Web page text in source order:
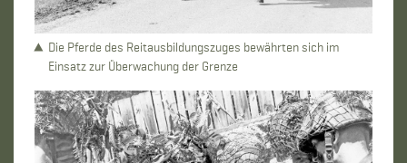
Die Pferde des Reitausbildungszuges bewährten sich im
Einsatz zur Überwachung der Grenze